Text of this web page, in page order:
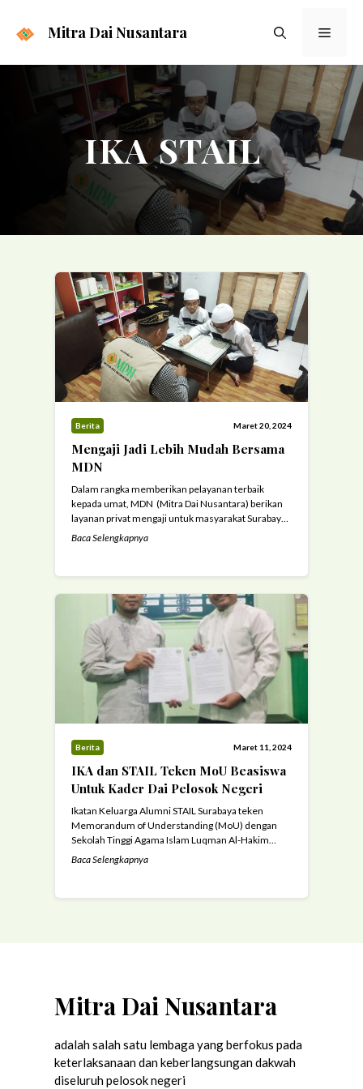
Mitra Dai Nusantara Menu
IKA STAIL
Berita Maret 20, 2024
Mengaji Jadi Lebih Mudah Bersama
MDN
Dalam rangka memberikan pelayanan terbaik
kepada umat, MDN (Mitra Dai Nusantara) berikan
layanan privat mengaji untuk masyarakat Surabaya
dan sekitarnya. (20/03/24) Membaca Al Qur’an dan
merupakan pedoman hidup yang akan
mengantarkan kepada kebahagiaan di dunia sampai
di akhirat kelak. Membacanya merupakan sebuah
ibadah bahkan ...Read more
Baca Selengkapnya
Berita Maret 11, 2024
IKA dan STAIL Teken MoU Beasiswa
Untuk Kader Dai Pelosok Negeri
Ikatan Keluarga Alumni STAIL Surabaya teken
Memorandum of Understanding (MoU) dengan
Sekolah Tinggi Agama Islam Luqman Al-Hakim
Surabaya, pada Jumat 8 Maret 2024. Pada hari
pemberian beasiswa untuk program Kader Dai
Baca Selengkapnya
Mitra Dai Nusantara
adalah salah satu lembaga yang berfokus pada
keterlaksanaan dan keberlangsungan dakwah
diseluruh pelosok negeri